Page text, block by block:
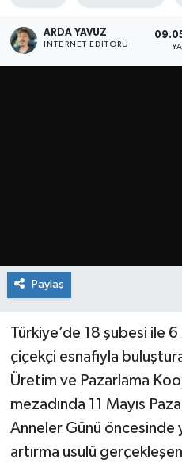
ARDA YAVUZ
İNTERNET EDITÖRÜ
Paylaş
Türkiye’de 18 şubesi ile
çiçekçi esnafıyla
Üretim ve Pazarlama
mezadında 11 Mayıs
Anneler Günü öncesinde
artırma usulü
RESMİ İLAN